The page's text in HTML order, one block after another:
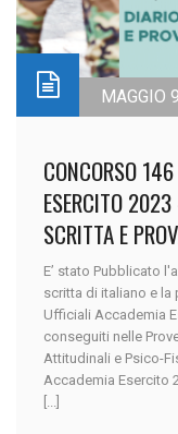
MAGGIO
CONCORSO
ESERCITO
SCRITTA E
E’ stato Pubblicato
scritta di italiano e la
Ufficiali Accademia
conseguiti nelle
Attitudinali e Psico-
Accademia Esercito
[...]